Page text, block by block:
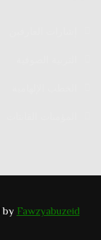
by Fawzyabuzeid